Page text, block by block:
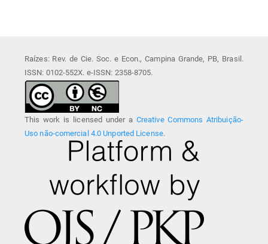
Raízes: Rev. de Cie. Soc. e Econ., Campina Grande, PB, Brasil.
ISSN: 0102-552X. e-ISSN: 2358-8705.
This work is licensed under a Creative Commons Atribuição-
Uso não-comercial 4.0 Unported License.